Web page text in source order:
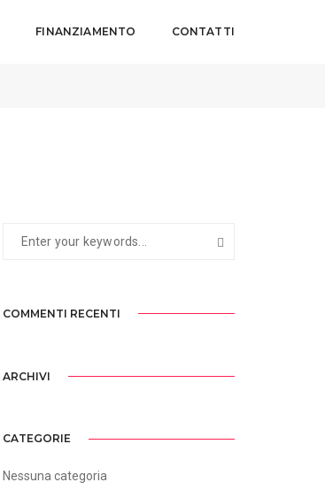
FINANZIAMENTO CONTATTI
COMMENTI RECENTI
ARCHIVI
CATEGORIE
Nessuna categoria